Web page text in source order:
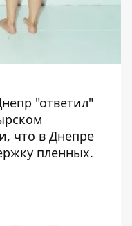
"ответил"
что в Днепре
пленных.